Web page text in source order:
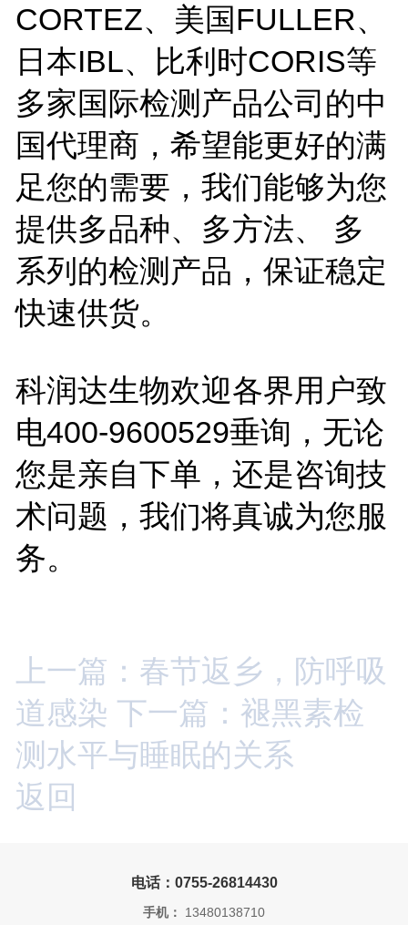
CORTEZ、美国FULLER、
日本IBL、比利时CORIS等
多家国际检测产品公司的中
国代理商，希望能更好的满
足您的需要，我们能够为您
提供多品种、多方法、 多
系列的检测产品，保证稳定
快速供货。
科润达生物欢迎各界用户致
电400-9600529垂询，无论
您是亲自下单，还是咨询技
术问题，我们将真诚为您服
务。
上一篇：春节返乡，防呼吸
道感染 下一篇：褪黑素检
测水平与睡眠的关系
返回
电话：0755-26814430
手机： 13480138710